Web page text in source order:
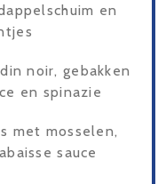
en
noir, gebakken
en spinazie
met mosselen,
sauce